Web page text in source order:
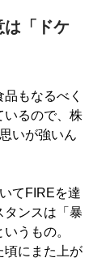
は「ドケ
もなるべく
いるので、株
いが強いん
てFIREを達
タンスは「暴
うもの。
頃にまた上が